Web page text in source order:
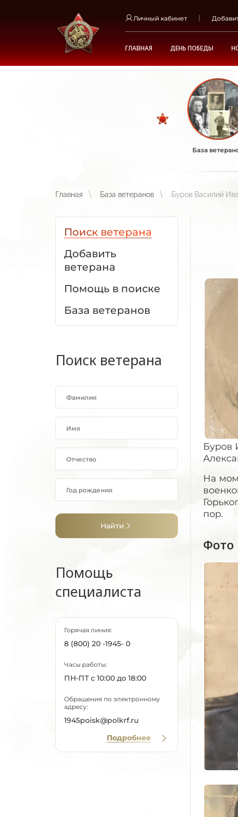
Личный кабинет
ГЛАВНАЯ ДЕНЬ ПОБЕДЫ
База
Главная База ветеранов Буров Василий
Поиск ветерана
Добавить
ветерана
Помощь в поиске
База ветеранов
Поиск ветерана
Найти
Помощь
специалиста
Горячая линия:
8 (800) 20 -1945- 0
Часы работы:
ПН-ПТ с 10:00 до 18:00
Обращения по электронному
адресу:
1945poisk@polkrf.ru
Подробнее
Буров
На
пор.
Фото